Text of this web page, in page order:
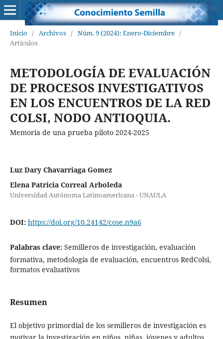
Inicio / Archivos / Núm. 9 (2024): Enero-Diciembre /
Artículos
METODOLOGÍA DE EVALUACIÓN
DE PROCESOS INVESTIGATIVOS
EN LOS ENCUENTROS DE LA RED
COLSI, NODO ANTIOQUIA.
Memoria de una prueba piloto 2024-2025
Luz Dary Chavarriaga Gomez
Elena Patricia Correal Arboleda
Universidad Autónoma Latinoamericana - UNAULA
DOI: https://doi.org/10.24142/cose.n9a6
Palabras clave: Semilleros de investigación, evaluación
formativa, metodología de evaluación, encuentros RedColsi,
formatos evaluativos
Resumen
El objetivo primordial de los semilleros de investigación es